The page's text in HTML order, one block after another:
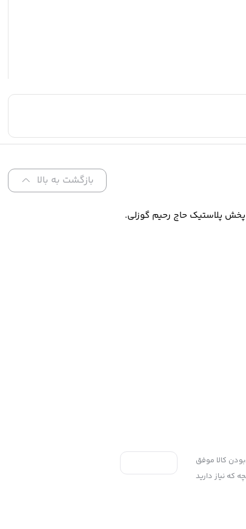
بازگشت به بالا
پلاستیک حاج رحیم گوزلی.
روز ضمانت بازگشت کالا و تضمین اصل‌بودن کالا موفق
که نیاز دارید